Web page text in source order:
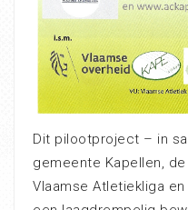
Dit pilootproject – in
gemeente Kapellen,
Vlaamse Atletiekliga